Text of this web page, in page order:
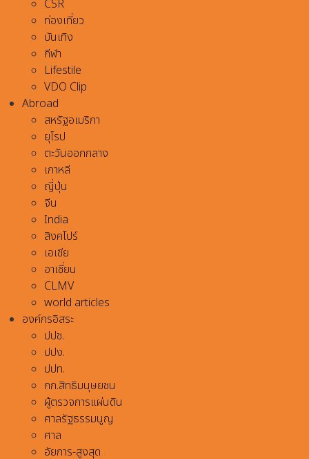
CSR
ท่องเที่ยว
บันเทิง
กีฬา
Lifestile
VDO Clip
Abroad
สหรัฐอเมริกา
ยุโรป
ตะวันออกกลาง
เกาหลี
ญี่ปุ่น
จีน
India
สิงคโปร์
เอเชีย
อาเชี่ยน
CLMV
world articles
องค์กรอิสระ
ปปช.
ปปง.
ปปท.
กก.สิทธิมนุษยชน
ผู้ตรวจการแผ่นดิน
ศาลรัฐธรรมนูญ
ศาล
อัยการ-สูงสุด